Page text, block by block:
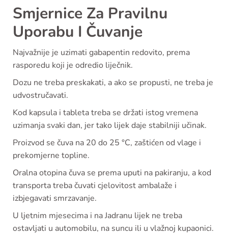
Smjernice Za Pravilnu
Uporabu I Čuvanje
Najvažnije je uzimati gabapentin redovito, prema
rasporedu koji je odredio liječnik.
Dozu ne treba preskakati, a ako se propusti, ne treba je
udvostručavati.
Kod kapsula i tableta treba se držati istog vremena
uzimanja svaki dan, jer tako lijek daje stabilniji učinak.
Proizvod se čuva na 20 do 25 °C, zaštićen od vlage i
prekomjerne topline.
Oralna otopina čuva se prema uputi na pakiranju, a kod
transporta treba čuvati cjelovitost ambalaže i
izbjegavati smrzavanje.
U ljetnim mjesecima i na Jadranu lijek ne treba
ostavljati u automobilu, na suncu ili u vlažnoj kupaonici.